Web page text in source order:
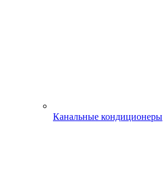
Канальные кондиционеры